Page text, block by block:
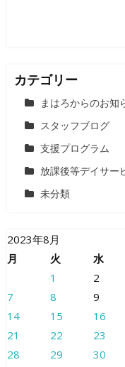
カテゴリー
まはろからのお知
スタッフブログ
支援プログラム
放課後等デイサー
未分類
2023年8月
月
火 水
1
2
7
8 9
14
15 16
21
22 23
28
29 30